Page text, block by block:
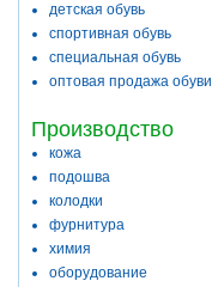
детская обувь
спортивная обувь
специальная обувь
оптовая продажа обуви
Производство
кожа
подошва
колодки
фурнитура
химия
оборудование